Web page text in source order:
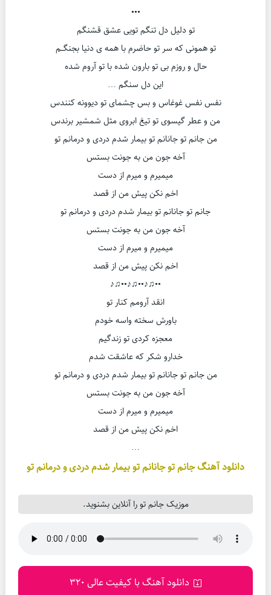
•••
تو دلیل دل تنگم تویی عشق قشنگم
تو همونی که سر تو حاضرم با همه ی دنیا بجنگــم
حال و روزم بی تو بارون شده با تو آروم شده
این دل سنگم …
نفس نفس غوغاس و بس چشمای تو دیوونه کنندس
من و عطر گیسوی تو تیغ ابروی مثل شمشیر برندس
من جانم تو جانانم تو بیمار شدم دردی و درمانم تو
آخه جون من به جونت بستس
میمیرم و میرم از دست
اخم نکن پیش من از قصد
جانم تو جانانم تو بیمار شدم دردی و درمانم تو
آخه جون من به جونت بستس
میمیرم و میرم از دست
اخم نکن پیش من از قصد
••♫♪••♫♪••♫♪
انقد آرومم کنار تو
باورش سخته واسه خودم
معجزه کردی تو زندگیم
خدارو شکر که عاشقت شدم
من جانم تو جانانم تو بیمار شدم دردی و درمانم تو
آخه جون من به جونت بستس
میمیرم و میرم از دست
اخم نکن پیش من از قصد
…
دانلود آهنگ جانم تو جانانم تو بیمار شدم دردی و درمانم تو
موزیک جانم تو را آنلاین بشنوید.
دانلود آهنگ با کیفیت عالی 320